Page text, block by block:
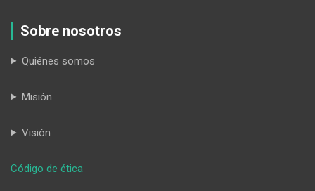
Sobre nosotros
Quiénes somos
Misión
Visión
Código de ética